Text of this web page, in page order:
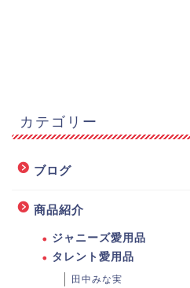
カテゴリー
ブログ
商品紹介
ジャニーズ愛用品
タレント愛用品
田中みな実